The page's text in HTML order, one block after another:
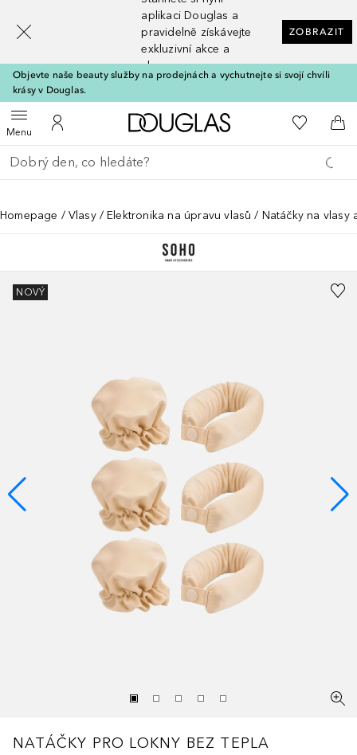
aplikaci Douglas a
pravidelně získávejte
exkluzivní akce a
slevy
ZOBRAZIT
Objevte naše beauty služby na prodejnách a vychutnejte si svojí chvíli
krásy v Douglas.
MenuOtevřít menuK mému účtu
Domů K mému
Do
Vraťte se
Proveďte vyhledávání
Homepage Vlasy Elektronika na úpravu vlasů Natáčky na vlasy
NOVÝ
NATÁČKY PRO LOKNY BEZ TEPLA
[navigation.slideout.screenreader]